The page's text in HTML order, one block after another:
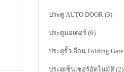
ประตู AUTO DOOR (3)
ประตูมอเตอร์ (6)
ประตูรั้วเลื่อน Folding Gate
ประตูเซ็นเซอร์อัตโนมัติ (2)